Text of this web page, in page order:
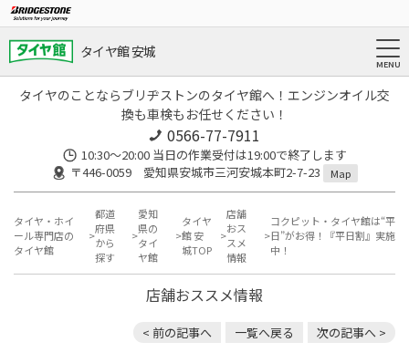
タイヤ館 安城
タイヤのことならブリヂストンのタイヤ館へ！エンジンオイル交
換も車検もお任せください！
0566-77-7911
10:30〜20:00 当日の作業受付は19:00で終了します
〒446-0059 愛知県安城市三河安城本町2-7-23
Map
タイヤ・ホイ
ール専門店の
タイヤ館
都道
府県
から
探す
愛知
県の
タイ
ヤ館
タイヤ
館 安
城TOP
店舗
おス
スメ
情報
コクピット・タイヤ館は“平
日”がお得！『平日割』実施
中！
店舗おススメ情報
< 前の記事へ 一覧へ戻る 次の記事へ >